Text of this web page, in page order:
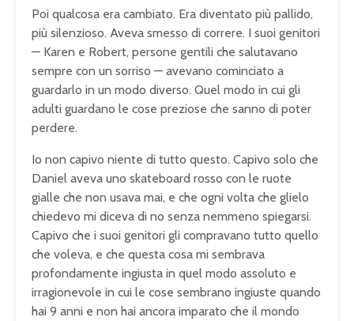
Poi qualcosa era cambiato. Era diventato più pallido,
più silenzioso. Aveva smesso di correre. I suoi genitori
— Karen e Robert, persone gentili che salutavano
sempre con un sorriso — avevano cominciato a
guardarlo in un modo diverso. Quel modo in cui gli
adulti guardano le cose preziose che sanno di poter
perdere.
Io non capivo niente di tutto questo. Capivo solo che
Daniel aveva uno skateboard rosso con le ruote
gialle che non usava mai, e che ogni volta che glielo
chiedevo mi diceva di no senza nemmeno spiegarsi.
Capivo che i suoi genitori gli compravano tutto quello
che voleva, e che questa cosa mi sembrava
profondamente ingiusta in quel modo assoluto e
irragionevole in cui le cose sembrano ingiuste quando
hai 9 anni e non hai ancora imparato che il mondo